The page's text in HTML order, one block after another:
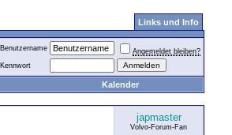
Links und Info
Benutzername
Angemeldet bleiben?
Kennwort
Kalender
japmaster
Volvo-Forum-Fan